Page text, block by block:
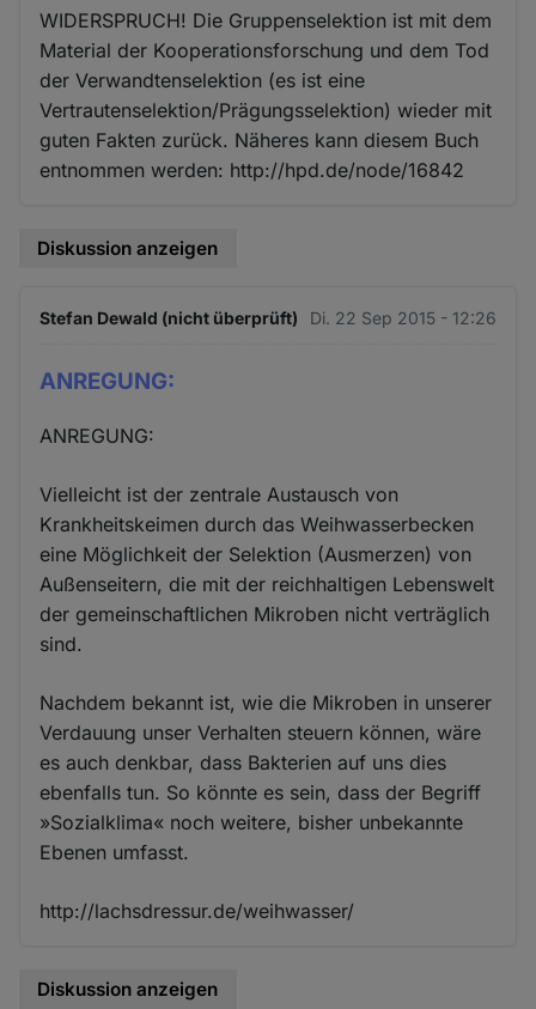
WIDERSPRUCH! Die Gruppenselektion ist mit dem
Material der Kooperationsforschung und dem Tod
der Verwandtenselektion (es ist eine
Vertrautenselektion/Prägungsselektion) wieder mit
guten Fakten zurück. Näheres kann diesem Buch
entnommen werden: http://hpd.de/node/16842
Diskussion anzeigen
Stefan Dewald (nicht überprüft) Di. 22 Sep 2015 - 12:26
ANREGUNG:
ANREGUNG:
Vielleicht ist der zentrale Austausch von
Krankheitskeimen durch das Weihwasserbecken
eine Möglichkeit der Selektion (Ausmerzen) von
Außenseitern, die mit der reichhaltigen Lebenswelt
der gemeinschaftlichen Mikroben nicht verträglich
sind.
Nachdem bekannt ist, wie die Mikroben in unserer
Verdauung unser Verhalten steuern können, wäre
es auch denkbar, dass Bakterien auf uns dies
ebenfalls tun. So könnte es sein, dass der Begriff
»Sozialklima« noch weitere, bisher unbekannte
Ebenen umfasst.
http://lachsdressur.de/weihwasser/
Diskussion anzeigen